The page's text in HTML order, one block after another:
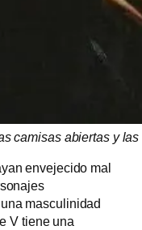
camisas abiertas y
envejecido mal
masculinidad
V tiene una